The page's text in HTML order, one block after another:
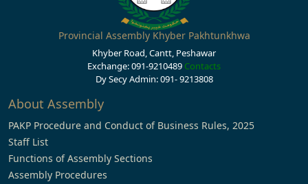
Provincial Assembly Khyber Pakhtunkhwa
Khyber Road, Cantt, Peshawar
Exchange: 091-9210489 Contacts
Dy Secy Admin: 091- 9213808
About Assembly
PAKP Procedure and Conduct of Business Rules, 2025
Staff List
Functions of Assembly Sections
Assembly Procedures